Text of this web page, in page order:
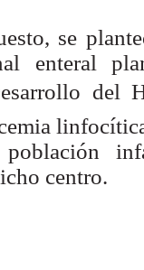
se
enteral
del
centro.